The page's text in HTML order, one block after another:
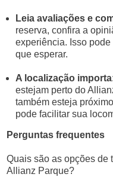
Leia avaliações e
reserva, confira a
experiência. Isso
que esperar.
A localização
estejam perto do
também esteja
pode facilitar sua
Perguntas frequentes
Quais são as opções de
Allianz Parque?